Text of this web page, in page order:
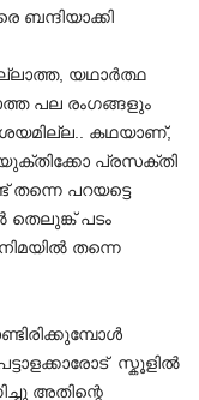
ബന്ദിയാക്കി
യഥാർത്ഥ
പല രംഗങ്ങളും
കഥയാണ്,
പ്രസക്തി
പറയട്ടെ
തെലുങ്ക് പടം
തന്നെ
സ്കൂളിൽ
അതിന്റെ